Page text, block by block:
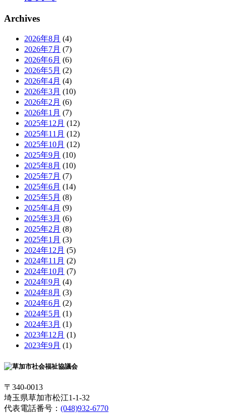
Archives
2026年8月 (4)
2026年7月 (7)
2026年6月 (6)
2026年5月 (2)
2026年4月 (4)
2026年3月 (10)
2026年2月 (6)
2026年1月 (7)
2025年12月 (12)
2025年11月 (12)
2025年10月 (12)
2025年9月 (10)
2025年8月 (10)
2025年7月 (7)
2025年6月 (14)
2025年5月 (8)
2025年4月 (9)
2025年3月 (6)
2025年2月 (8)
2025年1月 (3)
2024年12月 (5)
2024年11月 (2)
2024年10月 (7)
2024年9月 (4)
2024年8月 (3)
2024年6月 (2)
2024年5月 (1)
2024年3月 (1)
2023年12月 (1)
2023年9月 (1)
〒340-0013
埼玉県草加市松江1-1-32
代表電話番号： (048)932-6770